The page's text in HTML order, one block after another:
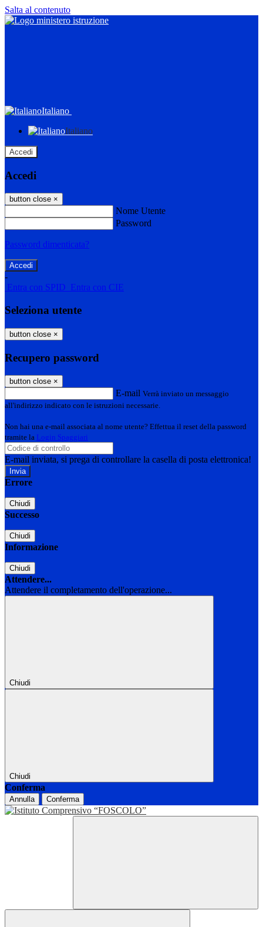
Salta al contenuto
Italiano
Italiano
Accedi
Accedi
button close ×
Nome Utente
Password
Password dimenticata?
-
Entra con SPID Entra con CIE
Seleziona utente
button close ×
Recupero password
button close ×
E-mail Verrà inviato un messaggio
all'indirizzo indicato con le istruzioni necessarie.
Non hai una e-mail associata al nome utente? Effettua il reset della password
tramite la Login Spaggiari
E-mail inviata, si prega di controllare la casella di posta elettronica!
Errore
Chiudi
Successo
Chiudi
Informazione
Chiudi
Attendere...
Attendere il completamento dell'operazione...
Chiudi
Chiudi
Conferma
Annulla Conferma